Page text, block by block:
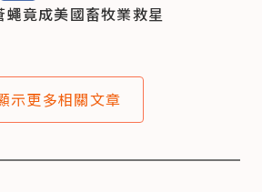
竟成美國畜牧業救星
示更多相關文章